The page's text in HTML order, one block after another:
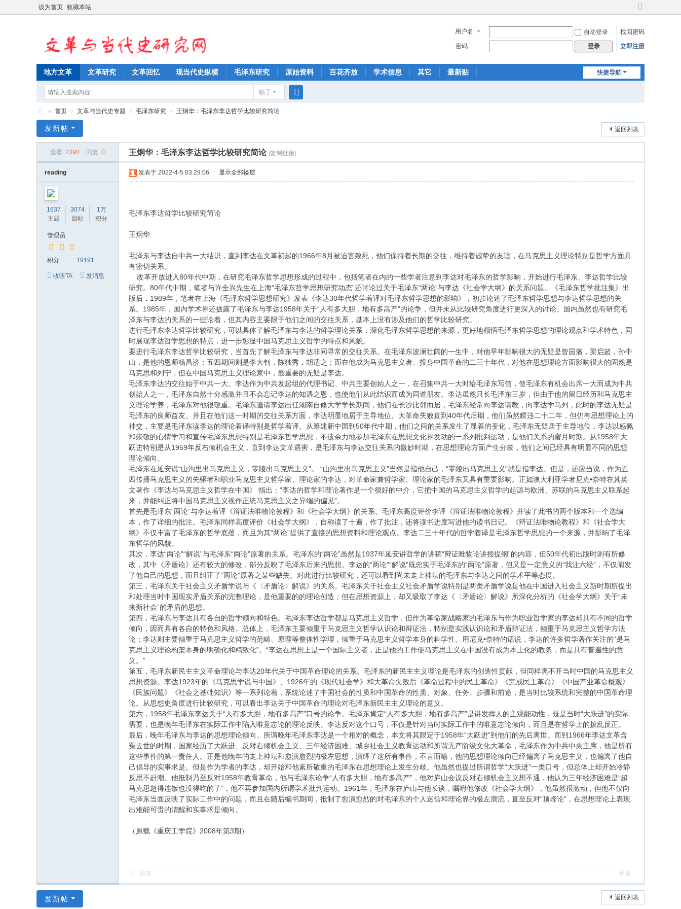
设为首页 收藏本站
切
到
宽
用户名 自动登录
找回密码
密码
登录 立即注册
快捷导航
地方文革 文革研究 文革回忆 现当代史纵横 毛泽东研究 原始资料 百花齐放 学术信息 其它 最新贴
帖子
革
» 首页 › 文革与当代史专题 › 毛泽东研究 › 王炯华：毛泽东李达哲学比较研究简论
返回列表
发新帖
查看: 2390 回复: 0 王炯华：毛泽东李达哲学比较研究简论 [复制链接]
reading
1637
主题
3074
回帖
1万
积分
管理员
积分 19191
收听TA 发消息
发表于 2022-4-5 03:29:06 显示全部楼层
毛泽东李达哲学比较研究简论
王炯华
毛泽东与李达自中共一大结识，直到李达在文革初起的1966年8月被迫害致死，他们保持着长期的交往，维持着诚挚的友谊，在马克思主义理论特别是哲学方面具
有密切关系。
改革开放进入80年代中期，在研究毛泽东哲学思想形成的过程中，包括笔者在内的一些学者注意到李达对毛泽东的哲学影响，开始进行毛泽东、李达哲学比较
研究。80年代中期，笔者与许全兴先生在上海“毛泽东哲学思想研究动态”还讨论过关于毛泽东“两论”与李达《社会学大纲》的关系问题。《毛泽东哲学批注集》出
版后，1989年，笔者在上海《毛泽东哲学思想研究》发表《李达30年代哲学着译对毛泽东哲学思想的影响》，初步论述了毛泽东哲学思想与李达哲学思想的关
系。1985年，国内学术界还披露了毛泽东与李达1958年关于“人有多大胆，地有多高产”的论争，但并未从比较研究角度进行更深入的讨论。国内虽然也有研究毛
泽东与李达的关系的一些论着，但其内容主要限于他们之间的交往关系，基本上没有涉及他们的哲学比较研究。
进行毛泽东李达哲学比较研究，可以具体了解毛泽东与李达的哲学理论关系，深化毛泽东哲学思想的来源，更好地领悟毛泽东哲学思想的理论观点和学术特色，同
时展现李达哲学思想的特点，进一步彰显中国马克思主义哲学的特点和风貌。
要进行毛泽东李达哲学比较研究，当首先了解毛泽东与李达非同寻常的交往关系。在毛泽东波澜壮阔的一生中，对他早年影响很大的无疑是曾国藩，梁启超，孙中
山，是他的恩师杨昌济；五四期间则是李大钊，陈独秀，胡适之；而在他成为马克思主义者、投身中国革命的二三十年代，对他在思想理论方面影响很大的固然是
马克思和列宁，但在中国马克思主义理论家中，最重要的无疑是李达。
毛泽东李达的交往始于中共一大。李达作为中共发起组的代理书记、中共主要创始人之一，在召集中共一大时给毛泽东写信，使毛泽东有机会出席一大而成为中共
创始人之一，毛泽东自然十分感激并且不会忘记李达的知遇之恩，也使他们从此结识而成为同道朋友。李达虽然只长毛泽东三岁，但由于他的留日经历和马克思主
义理论学养，毛泽东对他很敬重。毛泽东邀请李达出任湖南自修大学学长期间，他们在长沙比邻而居，毛泽东经常向李达请教，向李达学马列，此时的李达无疑是
毛泽东的良师益友。并且在他们这一时期的交往关系方面，李达明显地居于主导地位。大革命失败直到40年代后期，他们虽然睽违二十二年，但仍有思想理论上的
神交，主要是毛泽东读李达的理论着译特别是哲学着译。从筹建新中国到50年代中期，他们之间的关系发生了显着的变化，毛泽东无疑居于主导地位，李达以感佩
和崇敬的心情学习和宣传毛泽东思想特别是毛泽东哲学思想，不遗余力地参加毛泽东在思想文化界发动的一系列批判运动，是他们关系的蜜月时期。从1958年大
跃进特别是从1959年反右倾机会主义，直到李达文革遇害，是毛泽东与李达交往关系的微妙时期，在思想理论方面产生分岐，他们之间已经具有明显不同的思想
理论倾向。
毛泽东在延安说“山沟里出马克思主义，零陵出马克思主义”。 “山沟里出马克思主义”当然是指他自己，“零陵出马克思主义”就是指李达。但是，还应当说，作为五
四传播马克思主义的先驱者和职业马克思主义哲学家、理论家的李达，对革命家兼哲学家、理论家的毛泽东又具有重要影响。正如澳大利亚学者尼克•奈特在其英
文著作《李达与马克思主义哲学在中国》 指出：“李达的哲学和理论著作是一个很好的中介，它把中国的马克思主义哲学的起源与欧洲、苏联的马克思主义联系起
来，并能纠正将中国马克思主义视作正统马克思主义之异端的偏见”。
首先是毛泽东“两论”与李达着译《辩证法唯物论教程》和《社会学大纲》的关系。毛泽东高度评价李译《辩证法唯物论教程》并读了此书的两个版本和一个选编
本，作了详细的批注。毛泽东同样高度评价《社会学大纲》，自称读了十遍，作了批注，还将读书进度写进他的读书日记。《辩证法唯物论教程》和《社会学大
纲》不仅丰富了毛泽东的哲学底蕴，而且为其“两论”提供了直接的思想资料和理论观点。李达二三十年代的哲学着译是毛泽东哲学思想的一个来源，并影响了毛泽
东哲学的风貌。
其次，李达“两论”“解说”与毛泽东“两论”原著的关系。毛泽东的“两论”虽然是1937年延安讲哲学的讲稿“辩证唯物论讲授提纲”的内容，但50年代初出版时则有所修
改，其中《矛盾论》还有较大的修改，部分反映了毛泽东后来的思想。李达的“两论”“解说”既忠实于毛泽东的“两论”原著，但又是一定意义的“我注六经”，不仅阐发
了他自己的思想，而且纠正了“两论”原著之某些缺失。对此进行比较研究，还可以看到尚未走上神坛的毛泽东与李达之间的学术平等态度。
第三，毛泽东关于社会主义矛盾学说与《〈矛盾论〉解说》的关系。毛泽东关于社会主义社会矛盾学说特别是两类矛盾学说是他在中国进入社会主义新时期所提出
和处理当时中国现实矛盾关系的完整理论，是他重要的的理论创造；但在思想资源上，却又吸取了李达《〈矛盾论〉解说》所深化分析的《社会学大纲》关于“未
来新社会”的矛盾的思想。
第四，毛泽东与李达具有各自的哲学倾向和特色。毛泽东李达哲学都是马克思主义哲学，但作为革命家战略家的毛泽东与作为职业哲学家的李达却具有不同的哲学
倾向，因而具有各自的特色和风格。总体上，毛泽东主要倾重于马克思主义哲学认识论和辩证法，特别是实践认识论和矛盾辩证法，倾重于马克思主义哲学方法
论；李达则主要倾重于马克思主义哲学的范畴、原理等整体性学理，倾重于马克思主义哲学本身的科学性。用尼克•奈特的话说，李达的许多哲学著作关注的“是马
克思主义理论构架本身的明确化和精致化”。“李达在思想上是一个国际主义者，正是他的工作使马克思主义在中国没有成为本土化的教条，而是具有普遍性的意
义。”
第五，毛泽东新民主主义革命理论与李达20年代关于中国革命理论的关系。毛泽东的新民主主义理论是毛泽东的创造性贡献，但同样离不开当时中国的马克思主义
思想资源。李达1923年的《马克思学说与中国》、1926年的《现代社会学》和大革命失败后《革命过程中的民主革命》《完成民主革命》《中国产业革命概观》
《民族问题》《社会之基础知识》等一系列论着，系统论述了中国社会的性质和中国革命的性质、对象、任务、步骤和前途，是当时比较系统和完整的中国革命理
论。从思想史角度进行比较研究，可以看出李达关于中国革命的理论对毛泽东新民主主义理论的意义。
第六，1958年毛泽东李达关于“人有多大胆，地有多高产”口号的论争。毛泽东肯定“人有多大胆，地有多高产”是讲发挥人的主观能动性，既是当时“大跃进”的实际
需要，也是晚年毛泽东在实际工作中陷入唯意志论的理论反映。李达反对这个口号，不仅是针对当时实际工作中的唯意志论倾向，而且是在哲学上的拨乱反正。
最后，晚年毛泽东与李达的思想理论倾向。所谓晚年毛泽东李达是一个相对的概念，本文将其限定于1958年“大跃进”到他们的先后离世。而到1966年李达文革含
冤去世的时期，国家经历了大跃进、反对右倾机会主义、三年经济困难、城乡社会主义教育运动和所谓无产阶级文化大革命，毛泽东作为中共中央主席，他是所有
这些事件的第一责任人。正是他晚年的走上神坛和愈演愈烈的极左思想，演绎了这所有事件，不言而喻，他的思想理论倾向已经偏离了马克思主义，也偏离了他自
己倡导的实事求是。但是作为学者的李达，却开始和他素所敬重的毛泽东在思想理论上发生分歧。他虽然也提过所谓哲学“大跃进”一类口号，但总体上却开始冷静
反思不赶潮。他抵制乃至反对1958年教育革命，他与毛泽东论争“人有多大胆，地有多高产”，他对庐山会议反对右倾机会主义想不通，他认为三年经济困难是“超
马克思超得连饭也没得吃的了”，他不再参加国内所谓学术批判运动。1961年，毛泽东在庐山与他长谈，嘱咐他修改《社会学大纲》，他虽然很激动，但他不仅向
毛泽东当面反映了实际工作中的问题，而且在随后编书期间，抵制了愈演愈烈的对毛泽东的个人迷信和理论界的极左潮流，直至反对“顶峰论”，在思想理论上表现
出难能可贵的清醒和实事求是倾向。
（原载《重庆工学院》2008年第3期）
回复 举报
返回列表
发新帖